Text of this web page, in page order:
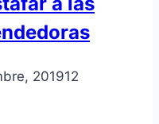
201912